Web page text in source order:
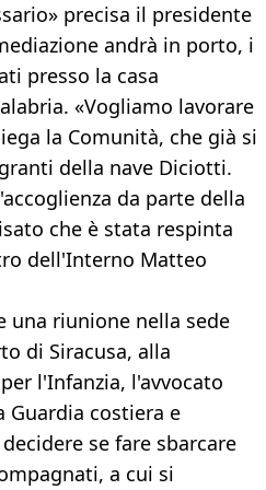
precisa il presidente
andrà in porto, i
presso la casa
«Vogliamo lavorare
la Comunità, che già si
della nave Diciotti.
da parte della
che è stata respinta
dell'Interno Matteo
una riunione nella sede
di Siracusa, alla
l'Infanzia, l'avvocato
Guardia costiera e
se fare sbarcare
a cui si